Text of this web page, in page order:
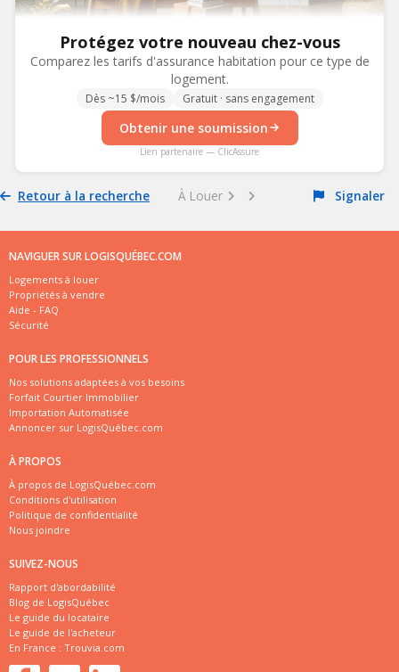
Protégez votre nouveau chez-vous
Comparez les tarifs d'assurance habitation pour ce type de
logement.
Dès ~15 $/mois Gratuit · sans engagement
Obtenir une soumission
Lien partenaire — ClicAssure
Retour à la recherche À Louer Signaler
NAVIGUER SUR LOGISQUÉBEC.COM
Logements à louer
Propriétés à vendre
Aide - FAQ
Sécurité
POUR LES PROFESSIONNELS
Nos solutions adaptées à vos besoins
Forfait Courtier Immobilier
Importation Automatisée
Annoncer sur LogisQuébec.com
À PROPOS
À propos de LogisQuébec.com
Conditions d'utilisation
Politique de confidentialité
Nous joindre
SUIVEZ-NOUS
Rapport d'abordabilité
Blog de LogisQuébec
Le guide du locataire
Le guide de l'acheteur
En France : Trouvia.com